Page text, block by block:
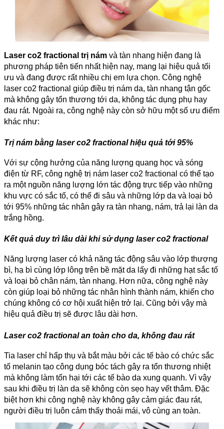
Laser co2 fractional trị nám và tàn nhang hiện đang là
phương pháp tiên tiến nhất hiện nay, mang lại hiệu quả tối
ưu và đang được rất nhiều chị em lựa chọn. Công nghệ
laser co2 fractional giúp điều trị nám da, tàn nhang tận gốc
mà không gây tổn thương tới da, không tác dụng phụ hay
đau rát. Ngoài ra, công nghệ này còn sở hữu một số ưu điểm
khác như:
Trị nám bằng laser co2 fractional hiệu quả tới 95%
Với sự cộng hưởng của năng lượng quang học và sóng
điện từ RF, công nghệ trị nám laser co2 fractional có thể tạo
ra một nguồn năng lượng lớn tác động trực tiếp vào những
khu vực có sắc tố, có thể đi sâu và những lớp da và loại bỏ
tới 95% những tác nhân gây ra tàn nhang, nám, trả lại làn da
trắng hồng.
Kết quả duy trì lâu dài khi sử dụng laser co2 fractional
Năng lượng laser có khả năng tác động sâu vào lớp thượng
bì, hạ bì cùng lớp lông trên bề mặt da lấy đi những hạt sắc tố
và loại bỏ chân nám, tàn nhang. Hơn nữa, công nghệ này
còn giúp loại bỏ những tác nhân hình thành nám, khiến cho
chúng không có cơ hội xuất hiện trở lại. Cũng bởi vậy mà
hiệu quả điều trị sẽ được lâu dài hơn.
Laser co2 fractional an toàn cho da, không đau rát
Tia laser chỉ hấp thụ và bắt màu bởi các tế bào có chức sắc
tố melanin tạo công dụng bóc tách gây ra tổn thương nhiệt
mà không làm tổn hại tới các tế bào da xung quanh. Vì vậy
sau khi điều trị làn da sẽ không còn sẹo hay vết thâm. Đặc
biệt hơn khi công nghệ này không gây cảm giác đau rát,
người điều trị luôn cảm thấy thoải mái, vô cùng an toàn.